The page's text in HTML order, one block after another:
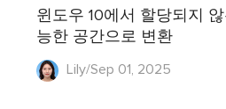
윈도우 10에서 할당되지
능한 공간으로 변환
Lily/Sep 01, 2025